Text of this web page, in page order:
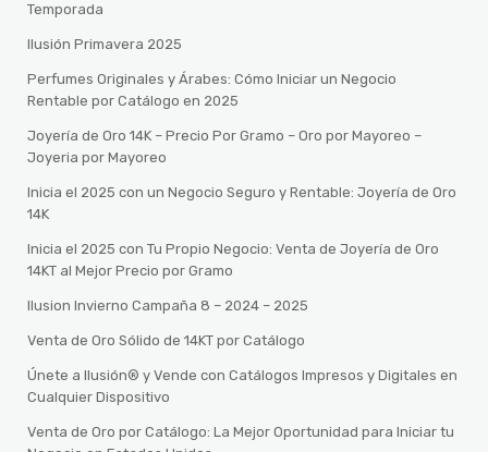
Temporada
Ilusión Primavera 2025
Perfumes Originales y Árabes: Cómo Iniciar un Negocio
Rentable por Catálogo en 2025
Joyería de Oro 14K – Precio Por Gramo – Oro por Mayoreo –
Joyeria por Mayoreo
Inicia el 2025 con un Negocio Seguro y Rentable: Joyería de Oro
14K
Inicia el 2025 con Tu Propio Negocio: Venta de Joyería de Oro
14KT al Mejor Precio por Gramo
Ilusion Invierno Campaña 8 – 2024 – 2025
Venta de Oro Sólido de 14KT por Catálogo
Únete a Ilusión® y Vende con Catálogos Impresos y Digitales en
Cualquier Dispositivo
Venta de Oro por Catálogo: La Mejor Oportunidad para Iniciar tu